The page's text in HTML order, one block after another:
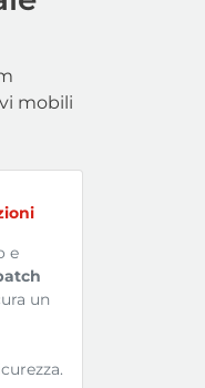
mobili
e
un